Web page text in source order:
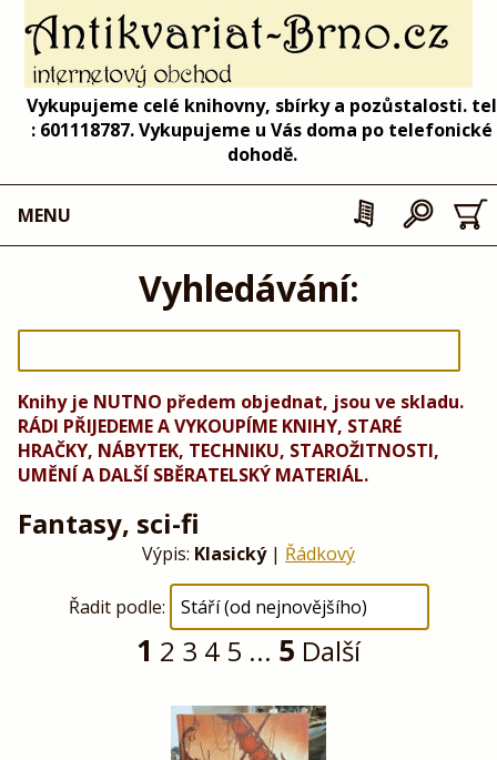
Vykupujeme celé knihovny, sbírky a pozůstalosti. tel
: 601118787. Vykupujeme u Vás doma po telefonické
dohodě.
MENU
Vyhledávání:
Knihy je NUTNO předem objednat, jsou ve skladu.
RÁDI PŘIJEDEME A VYKOUPÍME KNIHY, STARÉ
HRAČKY, NÁBYTEK, TECHNIKU, STAROŽITNOSTI,
UMĚNÍ A DALŠÍ SBĚRATELSKÝ MATERIÁL.
Fantasy, sci-fi
Výpis: Klasický| Řádkový
Řadit podle:
1 2 3 4 5 ... 5 Další